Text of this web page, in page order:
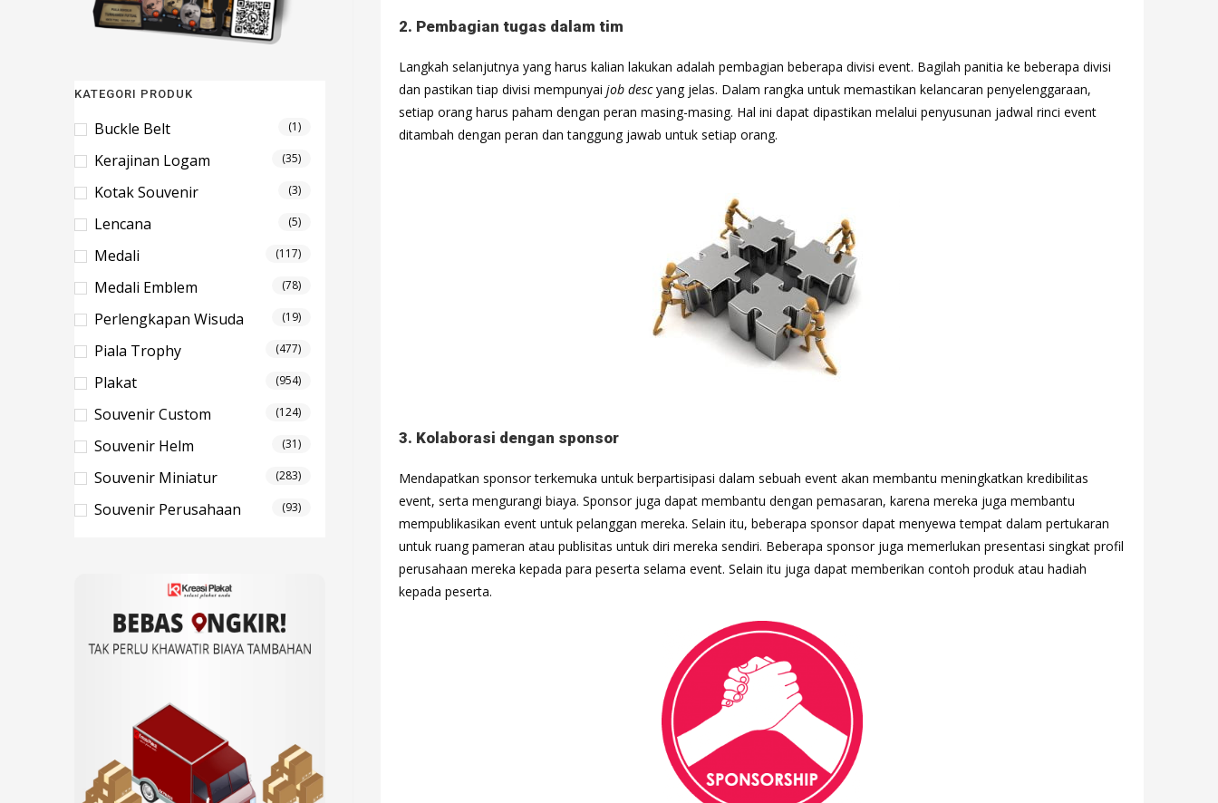
2. Pembagian tugas dalam tim
Langkah selanjutnya yang harus kalian lakukan adalah pembagian beberapa divisi event. Bagilah panitia ke beberapa divisi
dan pastikan tiap divisi mempunyai job descyang jelas. Dalam rangka untuk memastikan kelancaran penyelenggaraan,
setiap orang harus paham dengan peran masing-masing. Hal ini dapat dipastikan melalui penyusunan jadwal rinci event
ditambah dengan peran dan tanggung jawab untuk setiap orang.
3. Kolaborasi dengan sponsor
Mendapatkan sponsor terkemuka untuk berpartisipasi dalam sebuah event akan membantu meningkatkan kredibilitas
event, serta mengurangi biaya. Sponsor juga dapat membantu dengan pemasaran, karena mereka juga membantu
mempublikasikan event untuk pelanggan mereka. Selain itu, beberapa sponsor dapat menyewa tempat dalam pertukaran
untuk ruang pameran atau publisitas untuk diri mereka sendiri. Beberapa sponsor juga memerlukan presentasi singkat profil
perusahaan mereka kepada para peserta selama event. Selain itu juga dapat memberikan contoh produk atau hadiah
kepada peserta.
KATEGORI PRODUK
Buckle Belt (1)
Kerajinan Logam (35)
Kotak Souvenir (3)
Lencana (5)
Medali (117)
Medali Emblem (78)
Perlengkapan Wisuda (19)
Piala Trophy (477)
Plakat (954)
Souvenir Custom (124)
Souvenir Helm (31)
Souvenir Miniatur (283)
Souvenir Perusahaan (93)